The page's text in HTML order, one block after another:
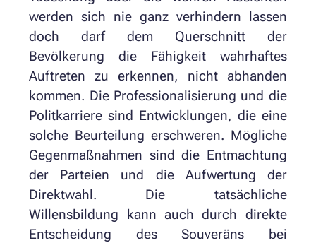
werden sich nie ganz verhindern lassen
doch darf dem Querschnitt der
Bevölkerung die Fähigkeit wahrhaftes
Auftreten zu erkennen, nicht abhanden
kommen. Die Professionalisierung und die
Politkarriere sind Entwicklungen, die eine
solche Beurteilung erschweren. Mögliche
Gegenmaßnahmen sind die Entmachtung
der Parteien und die Aufwertung der
Direktwahl. Die tatsächliche
Willensbildung kann auch durch direkte
Entscheidung des Souveräns bei